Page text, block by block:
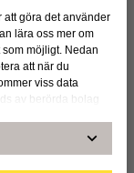
att göra det använder
lära oss mer om
möjligt. Nedan
att när du
viss data
av berörda bolag
EU, vilket kan
bolagen måste